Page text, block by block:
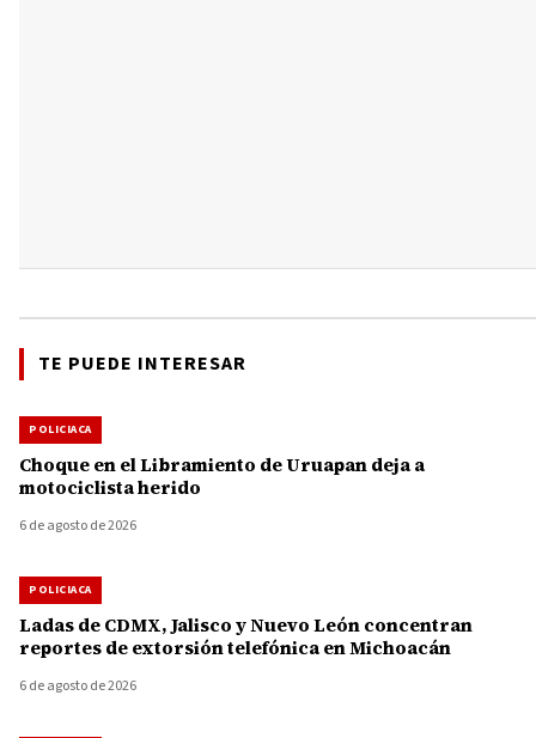
TE PUEDE INTERESAR
POLICIACA
Choque en el Libramiento de Uruapan deja a
motociclista herido
6 de agosto de 2026
POLICIACA
Ladas de CDMX, Jalisco y Nuevo León concentran
reportes de extorsión telefónica en Michoacán
6 de agosto de 2026